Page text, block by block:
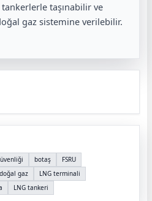
taşınabilir ve
gaz sistemine verilebilir.
botaş
FSRU
doğal gaz
LNG terminali
LNG tankeri